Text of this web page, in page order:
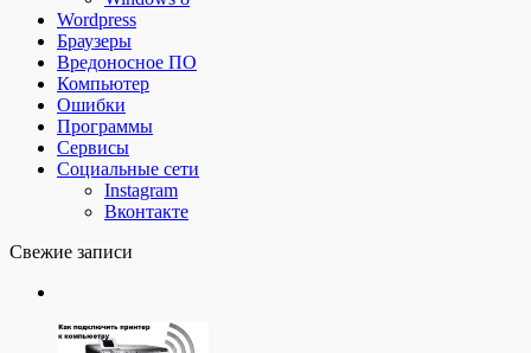
Wordpress
Браузеры
Вредоносное ПО
Компьютер
Ошибки
Программы
Сервисы
Социальные сети
Instagram
Вконтакте
Свежие записи